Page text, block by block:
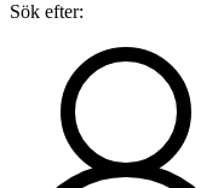
Sök efter: